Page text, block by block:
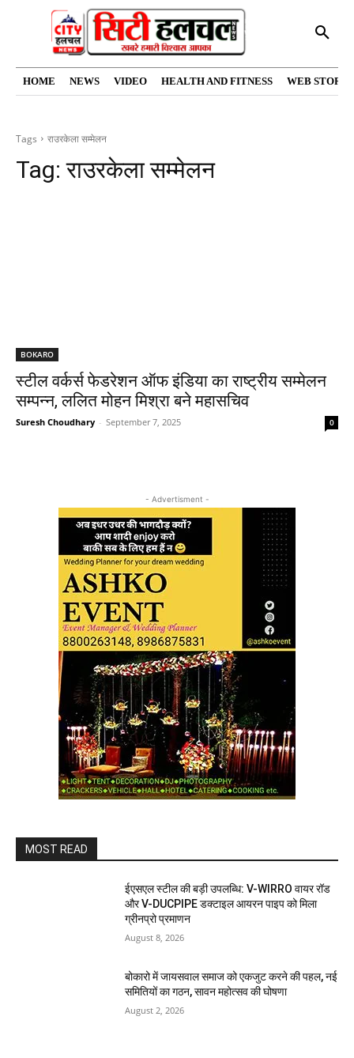
HOME NEWS VIDEO HEALTH AND FITNESS WEB
Tags राउरकेला सम्मेलन
Tag:राउरकेला सम्मेलन
BOKARO
स्टील वर्कर्स फेडरेशन ऑफ इंडिया का राष्ट्रीय सम्मेलन
सम्पन्न, ललित मोहन मिश्रा बने महासचिव
Suresh Choudhary - September 7, 2025 0
- Advertisment -
MOST READ
ईएसएल स्टील की बड़ी उपलब्धि: V-WIRRO वायर रॉड
और V-DUCPIPE डक्टाइल आयरन पाइप को मिला
ग्रीनप्रो प्रमाणन
August 8, 2026
बोकारो में जायसवाल समाज को एकजुट करने की पहल, नई
समितियों का गठन, सावन महोत्सव की घोषणा
August 2, 2026